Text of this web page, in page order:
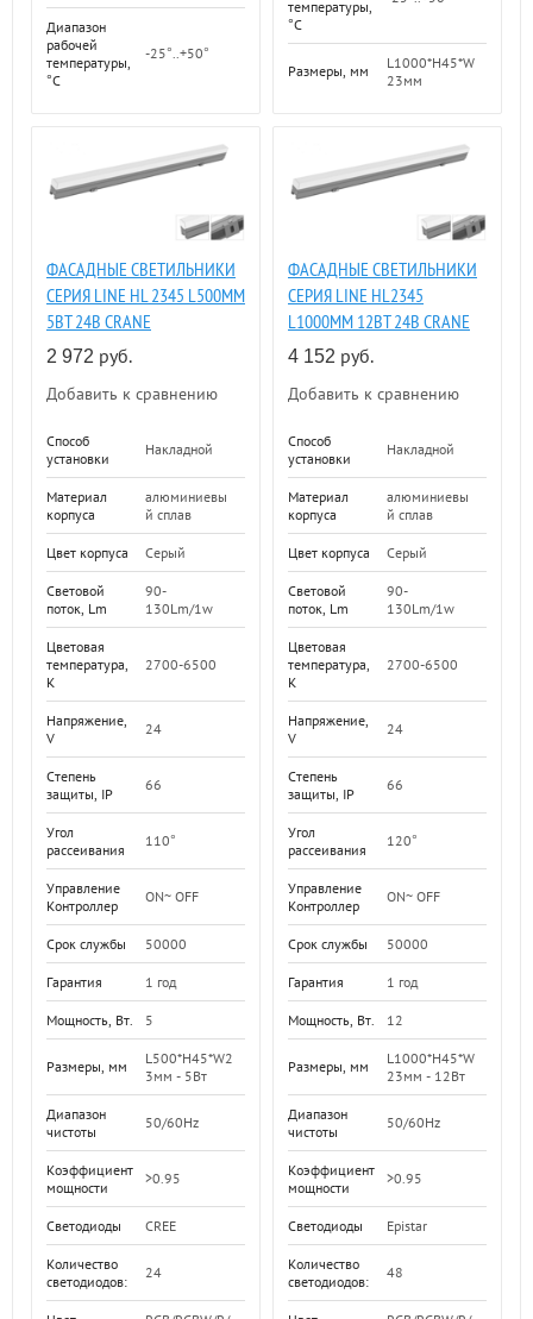
Диапазон
рабочей
температуры,
°C
-25°..+50°
температуры,
°C
Размеры, мм
L1000*H45*W
23мм
ФАСАДНЫЕ СВЕТИЛЬНИКИ
СЕРИЯ LINE HL 2345 L500ММ
5ВТ 24В CRANE
2 972 руб.
Добавить к сравнению
Способ
установки
Накладной
Материал
корпуса
алюминиевы
й сплав
Цвет корпуса Серый
Световой
поток, Lm
90-
130Lm/1w
Цветовая
температура,
K
2700-6500
Напряжение,
V
24
Степень
защиты, IP
66
Угол
рассеивания
110°
Управление
Контроллер
ON~ OFF
Срок службы 50000
Гарантия 1 год
Мощность, Вт. 5
Размеры, мм
L500*H45*W2
3мм - 5Вт
Диапазон
чистоты
50/60Hz
Коэффициент
мощности
>0.95
Светодиоды CREE
Количество
светодиодов:
24
ФАСАДНЫЕ СВЕТИЛЬНИКИ
СЕРИЯ LINE HL2345
L1000ММ 12ВТ 24В CRANE
4 152 руб.
Добавить к сравнению
Способ
установки
Накладной
Материал
корпуса
алюминиевы
й сплав
Цвет корпуса Серый
Световой
поток, Lm
90-
130Lm/1w
Цветовая
температура,
K
2700-6500
Напряжение,
V
24
Степень
защиты, IP
66
Угол
рассеивания
120°
Управление
Контроллер
ON~ OFF
Срок службы 50000
Гарантия 1 год
Мощность, Вт. 12
Размеры, мм
L1000*H45*W
23мм - 12Вт
Диапазон
чистоты
50/60Hz
Коэффициент
мощности
>0.95
Светодиоды Epistar
Количество
светодиодов:
48